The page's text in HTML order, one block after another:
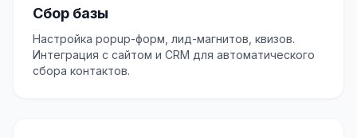
Сбор базы
Настройка popup-форм, лид-магнитов, квизов.
Интеграция с сайтом и CRM для автоматического
сбора контактов.